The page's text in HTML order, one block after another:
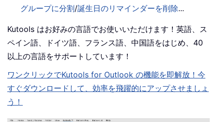
グループに分割/誕生日のリマインダーを削除...
Kutools はお好みの言語でお使いいただけます！英語、ス
ペイン語、ドイツ語、フランス語、中国語をはじめ、40
以上の言語をサポートしています！
ワンクリックでKutools for Outlook の機能を即解放！今
すぐダウンロードして、効率を飛躍的にアップさせましょ
う！